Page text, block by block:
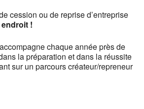
cession ou de reprise d’entreprise
!
chaque année près de
la préparation et dans la réussite
sur un parcours créateur/repreneur